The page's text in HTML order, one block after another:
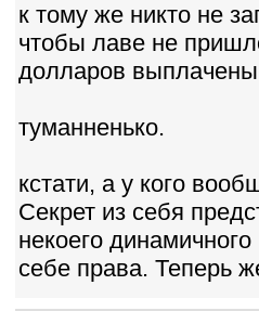
к тому же никто не
чтобы лаве не
долларов
туманненько.
кстати, а у кого
Секрет из себя
некоего
себе права. Теперь